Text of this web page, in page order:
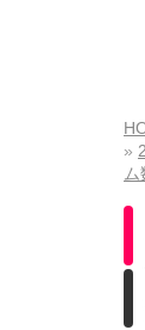
ム